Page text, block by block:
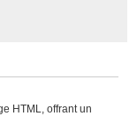
HTML, offrant un